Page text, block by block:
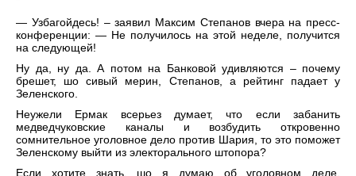
— Узбагойдесь! – заявил Максим Степанов вчера на пресс-
конференции: — Не получилось на этой неделе, получится
на следующей!
Ну да, ну да. А потом на Банковой удивляются – почему
брешет, шо сивый мерин, Степанов, а рейтинг падает у
Зеленского.
Неужели Ермак всерьез думает, что если забанить
медведчуковские каналы и возбудить откровенно
сомнительное уголовное дело против Шария, то это поможет
Зеленскому выйти из электорального штопора?
Если хотите знать, шо я думаю об уголовном деле,